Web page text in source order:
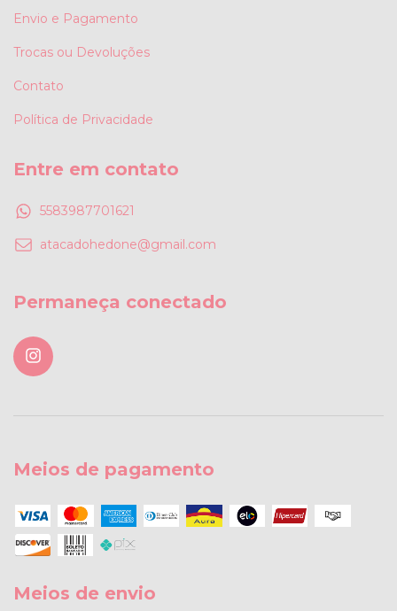
Envio e Pagamento
Trocas ou Devoluções
Contato
Política de Privacidade
Entre em contato
5583987701621
atacadohedone@gmail.com
Permaneça conectado
Meios de pagamento
Meios de envio